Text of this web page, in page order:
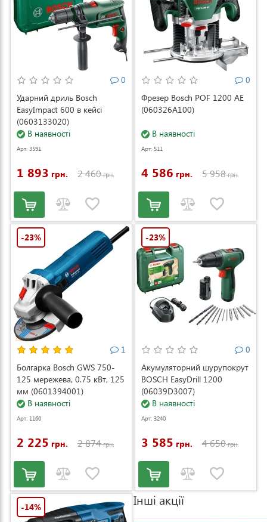
0
Ударний дриль Bosch
EasyImpact 600 в кейсі
(0603133020)
В наявності
Арт: 3591
1 893 грн. 2 460грн.
0
Фрезер Bosch POF 1200 AE
(060326A100)
В наявності
Арт: 511
4 586 грн. 5 958грн.
-23%
1
Болгарка Bosch GWS 750-
125 мережева, 0.75 кВт, 125
мм (0601394001)
В наявності
Арт: 1160
2 225 грн. 2 874грн.
-23%
0
Акумуляторний шурупокрут
BOSCH EasyDrill 1200
(06039D3007)
В наявності
Арт: 3240
3 585 грн. 4 650грн.
-14% Інші акції